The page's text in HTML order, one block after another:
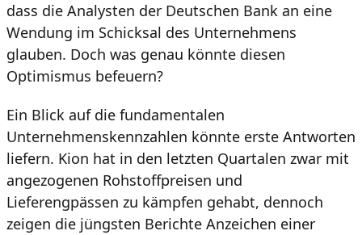
dass die Analysten der Deutschen Bank an eine
Wendung im Schicksal des Unternehmens
glauben. Doch was genau könnte diesen
Optimismus befeuern?
Ein Blick auf die fundamentalen
Unternehmenskennzahlen könnte erste Antworten
liefern. Kion hat in den letzten Quartalen zwar mit
angezogenen Rohstoffpreisen und
Lieferengpässen zu kämpfen gehabt, dennoch
zeigen die jüngsten Berichte Anzeichen einer